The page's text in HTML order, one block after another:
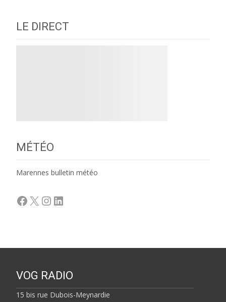
LE DIRECT
MÉTÉO
Marennes bulletin météo
Facebook
X Instagram
LinkedIn
VOG RADIO
15 bis rue Dubois-Meynardie